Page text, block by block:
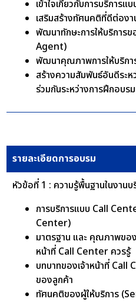
เข้าใจเกี่ยวกับการบริการ
เสริมสร้างทัศนคติที่ดีต่องา
พัฒนาทักษะการให้บริการข
Agent)
พัฒนาคุณภาพการให้บริก
สร้างความสัมพันธ์อันดีระ
ร่วมกันระหว่างการฝึกอบรม
รายละเอียดการอบรม
หัวข้อที่ 1 : ความรู้พื้นฐานในงาน
การบริการแบบ Call
Center)
มาตรฐาน และ คุณภาพขอ
หน้าที่ Call Center ควรรู้
บทบาทของเจ้าหน้าที่
ของลูกค้า
ทัศนคติของผู้ให้บริการ